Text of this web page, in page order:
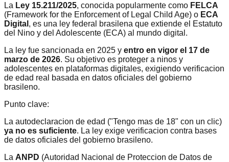
La Ley 15.211/2025, conocida popularmente como FELCA
(Framework for the Enforcement of Legal Child Age) o ECA
Digital , es una ley federal brasilena que extiende el Estatuto
del Nino y del Adolescente (ECA) al mundo digital.
La ley fue sancionada en 2025 y entro en vigor el 17 de
marzo de 2026. Su objetivo es proteger a ninos y
adolescentes en plataformas digitales, exigiendo verificacion
de edad real basada en datos oficiales del gobierno
brasileno.
Punto clave:
La autodeclaracion de edad ("Tengo mas de 18" con un clic)
ya no es suficiente. La ley exige verificacion contra bases
de datos oficiales del gobierno brasileno.
La ANPD (Autoridad Nacional de Proteccion de Datos de